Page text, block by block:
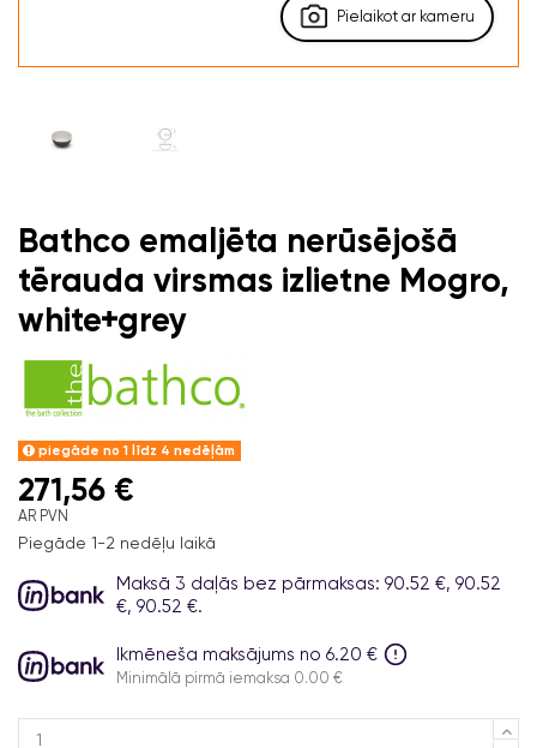
Pielaikot ar kameru
Bathco emaljēta nerūsējošā
tērauda virsmas izlietne Mogro,
white+grey
piegāde no 1 līdz 4 nedēļām
271,56 €
AR PVN
Piegāde 1-2 nedēļu laikā
Maksā 3 daļās bez pārmaksas: 90.52 €, 90.52
€, 90.52 €.
Ikmēneša maksājums no 6.20 €
Minimālā pirmā iemaksa 0.00 €